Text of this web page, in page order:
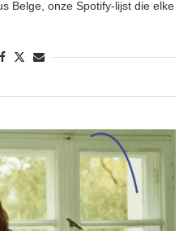
Belge, onze Spotify-lijst die elke